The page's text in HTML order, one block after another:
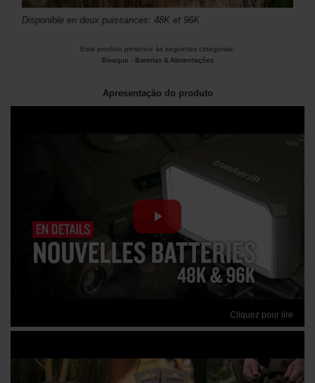
Disponible en deux puissances: 48K et 96K
Este produto pertence às seguintes categorias:
Bivaque - Baterias & Alimentações
Apresentação do produto
Cliquez pour lire